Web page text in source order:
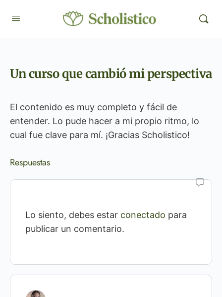
Un curso que cambió mi perspectiva
El contenido es muy completo y fácil de
entender. Lo pude hacer a mi propio ritmo, lo
cual fue clave para mí. ¡Gracias Scholistico!
Respuestas
Lo siento, debes estar conectado para
publicar un comentario.